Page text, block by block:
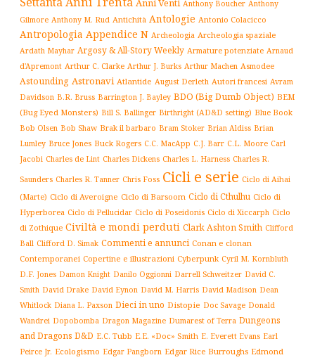
Anni Venti Anthony Boucher Anthony
Gilmore Anthony M. Rud Antichità Antologie Antonio Colacicco
Antropologia Appendice N Archeologia Archeologia spaziale
Ardath Mayhar Argosy & All-Story Weekly Armature potenziate Arnaud
d'Apremont Arthur C. Clarke Arthur J. Burks Arthur Machen Asmodee
Astounding Astronavi Atlantide August Derleth Autori francesi Avram
Davidson B.R. Bruss Barrington J. Bayley BDO (Big Dumb Object) BEM
(Bug Eyed Monsters) Bill S. Ballinger Birthright (AD&D setting) Blue Book
Bob Olsen Bob Shaw Brak il barbaro Bram Stoker Brian Aldiss Brian
Lumley Bruce Jones Buck Rogers C.C. MacApp C.J. Barr C.L. Moore Carl
Jacobi Charles de Lint Charles Dickens Charles L. Harness Charles R.
Saunders Charles R. Tanner Chris Foss Cicli e serie Ciclo di Aihai
(Marte) Ciclo di Averoigne Ciclo di Barsoom Ciclo di Cthulhu Ciclo di
Hyperborea Ciclo di Pellucidar Ciclo di Poseidonis Ciclo di Xiccarph Ciclo
di Zothique Civiltà e mondi perduti Clark Ashton Smith Clifford
Ball Clifford D. Simak Commenti e annunci Conan e clonan
Contemporanei Copertine e illustrazioni Cyberpunk Cyril M. Kornbluth
D.F. Jones Damon Knight Danilo Oggionni Darrell Schweitzer David C.
Smith David Drake David Eynon David M. Harris David Madison Dean
Whitlock Diana L. Paxson Dieci in uno Distopie Doc Savage Donald
Wandrei Dopobomba Dragon Magazine Dumarest of Terra Dungeons
and Dragons D&D E.C. Tubb E.E. «Doc» Smith E. Everett Evans Earl
Peirce Jr. Ecologismo Edgar Pangborn Edgar Rice Burroughs Edmond